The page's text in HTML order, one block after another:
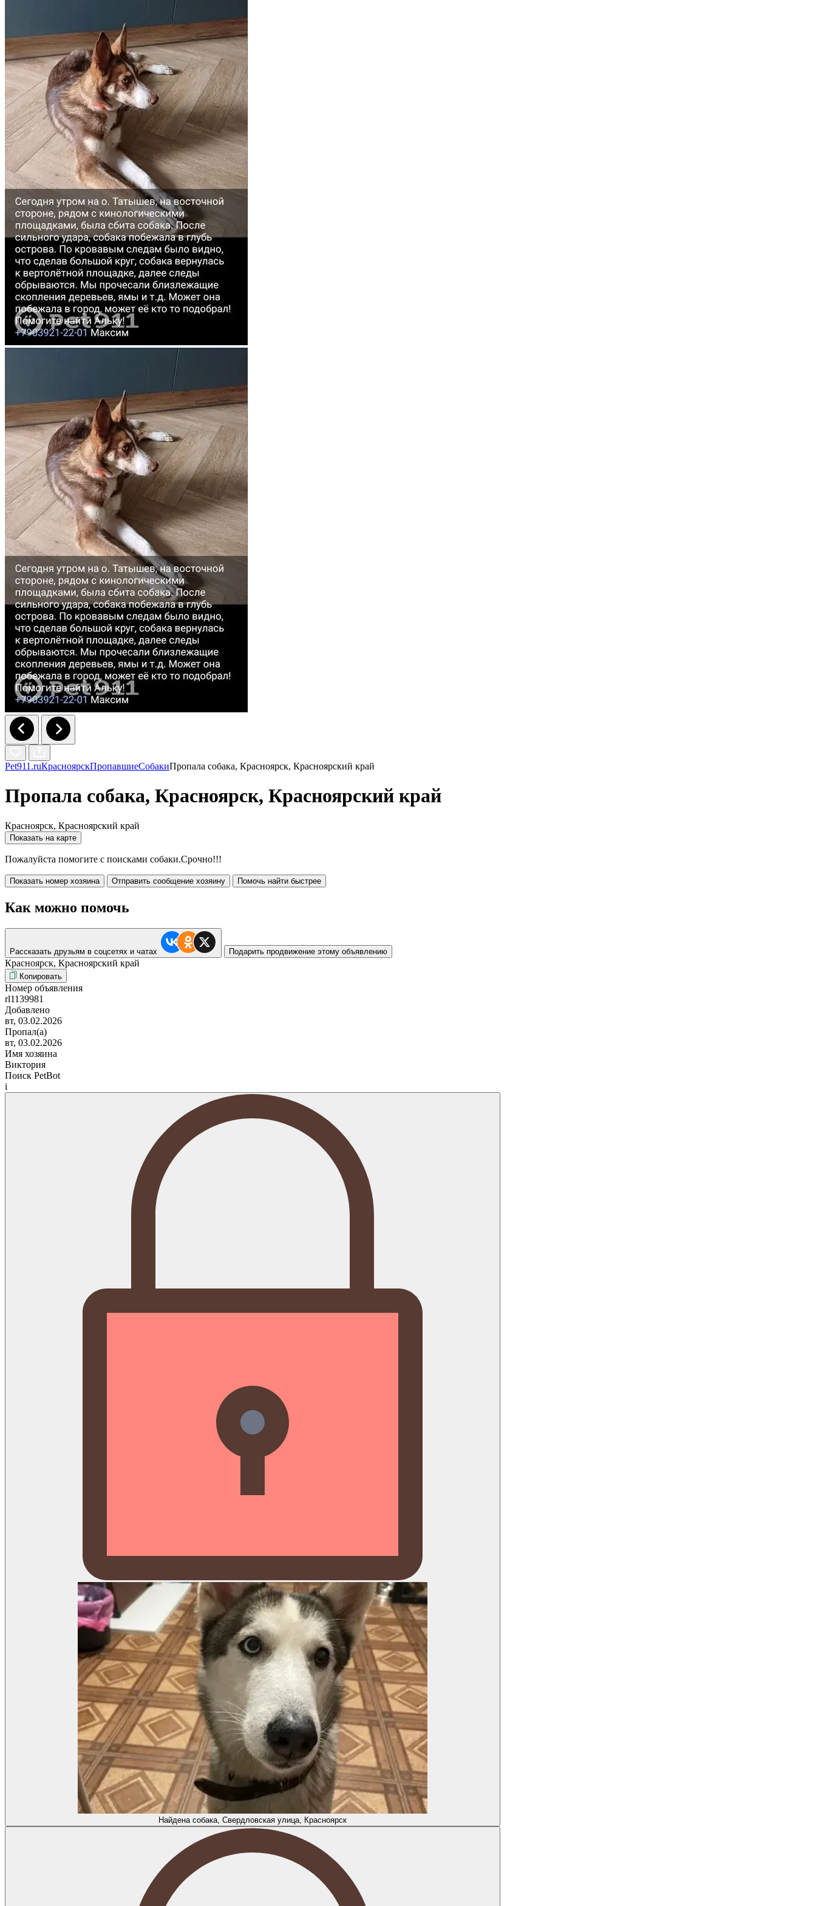
Pet911.ruКрасноярскПропавшиеСобакиПропала собака, Красноярск, Красноярский край
Пропала собака, Красноярск, Красноярский край
Красноярск, Красноярский край
Показать на карте
Пожалуйста помогите с поисками собаки.Срочно!!!
Показать номер хозяина Отправить сообщение хозяину Помочь найти быстрее
Как можно помочь
Рассказать друзьям в соцсетях и чатах Подарить продвижение этому объявлению
Красноярск, Красноярский край
Копировать
Номер объявления
rl1139981
Добавлено
вт, 03.02.2026
Пропал(а)
вт, 03.02.2026
Имя хозяина
Виктория
Поиск PetBot
i
Найдена собака, Свердловская улица, Красноярск